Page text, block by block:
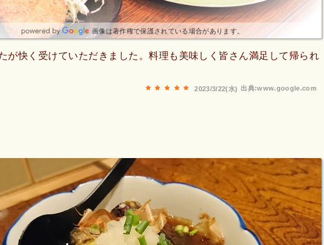
画像は著作権で保護されている場合があります。
が快く受けていただきました。料理も美味しく皆さん満足して帰られ
出典:www.google.com
2023/3/22(水)